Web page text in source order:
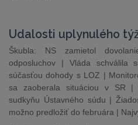
Udalosti uplynulého
Škubla: NS zamietol
odposluchov | Vláda schválila
súčasťou dohody s LOZ |
sa zaoberala situáciou v SR |
sudkyňu Ústavného súdu |
možno predložiť do februára |